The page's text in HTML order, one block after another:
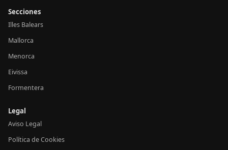
Secciones
Illes Balears
Mallorca
Menorca
Eivissa
Formentera
Legal
Aviso Legal
Política de Cookies